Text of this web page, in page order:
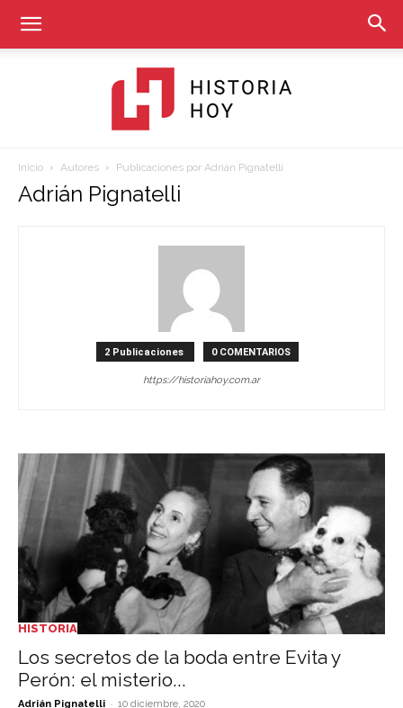
Historia
Inicio Autores Publicaciones por Adrián Pignatelli
Adrián Pignatelli
2 Publicaciones 0 COMENTARIOS
https://historiahoy.com.ar
HISTORIA
Los secretos de la boda entre Evita y
Perón: el misterio...
Adrián Pignatelli - 10 diciembre, 2020